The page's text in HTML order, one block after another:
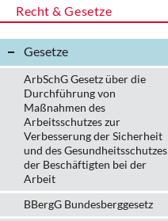
Recht & Gesetze
Gesetze
ArbSchG Gesetz über die
Durchführung von
Maßnahmen des
Arbeitsschutzes zur
Verbesserung der Sicherheit
und des Gesundheitsschutzes
der Beschäftigten bei der
Arbeit
BBergG Bundesberggesetz